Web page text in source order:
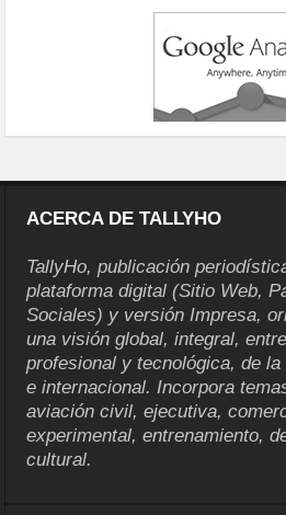
ACERCA DE TALLYHO
TallyHo, publicación
plataforma digital (Sitio Web,
Sociales) y versión Impresa,
una visión global, integral,
profesional y tecnológica, de
e internacional. Incorpora
aviación civil, ejecutiva,
experimental, entrenamiento,
cultural.